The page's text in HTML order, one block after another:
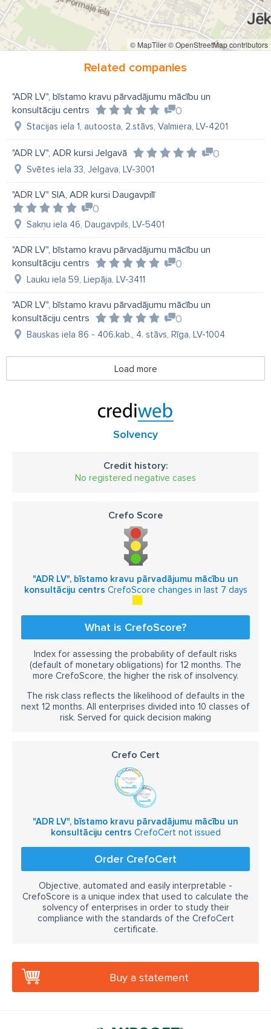
© MapTiler© OpenStreetMap contributors
Related companies
"ADR LV", bīstamo kravu pārvadājumu mācību un
konsultāciju centrs
0
Stacijas iela 1, autoosta, 2.stāvs, Valmiera, LV-4201
"ADR LV", ADR kursi Jelgavā 0
Svētes iela 33, Jelgava, LV-3001
"ADR LV" SIA, ADR kursi Daugavpilī
0
Sakņu iela 46, Daugavpils, LV-5401
"ADR LV", bīstamo kravu pārvadājumu mācību un
konsultāciju centrs
0
Lauku iela 59, Liepāja, LV-3411
"ADR LV", bīstamo kravu pārvadājumu mācību un
konsultāciju centrs
0
Bauskas iela 86 - 406.kab., 4. stāvs, Rīga, LV-1004
Load more
Solvency
Credit history:
No registered negative cases
Crefo Score
"ADR LV", bīstamo kravu pārvadājumu mācību un
konsultāciju centrs CrefoScore changes in last 7 days
What is CrefoScore?
Index for assessing the probability of default risks
(default of monetary obligations) for 12 months. The
more CrefoScore, the higher the risk of insolvency.
The risk class reflects the likelihood of defaults in the
next 12 months. All enterprises divided into 10 classes of
risk. Served for quick decision making
Crefo Cert
"ADR LV", bīstamo kravu pārvadājumu mācību un
konsultāciju centrs CrefoCert not issued
Order CrefoCert
Objective, automated and easily interpretable -
CrefoScore is a unique index that used to calculate the
solvency of enterprises in order to study their
compliance with the standards of the CrefoCert
certificate.
Buy a statement